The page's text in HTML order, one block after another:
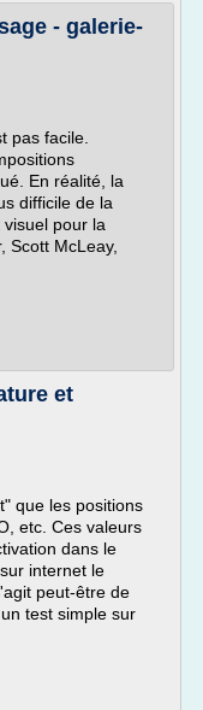
- galerie-
pas facile.
En réalité, la
difficile de la
pour la
Scott McLeay,
et
que les positions
etc. Ces valeurs
dans le
internet le
peut-être de
test simple sur